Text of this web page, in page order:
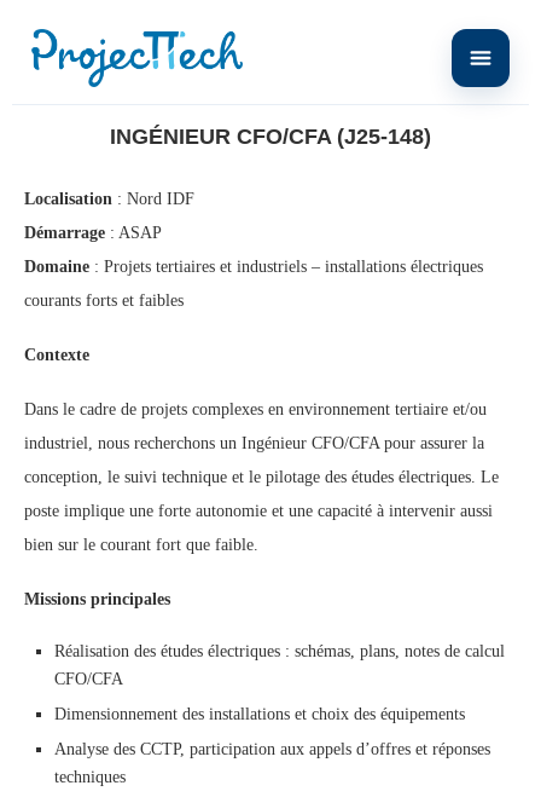
INGÉNIEUR CFO/CFA (J25-148)
Localisation : Nord IDF
Démarrage : ASAP
Domaine : Projets tertiaires et industriels – installations électriques
courants forts et faibles
Contexte
Dans le cadre de projets complexes en environnement tertiaire et/ou
industriel, nous recherchons un Ingénieur CFO/CFA pour assurer la
conception, le suivi technique et le pilotage des études électriques. Le
poste implique une forte autonomie et une capacité à intervenir aussi
bien sur le courant fort que faible.
Missions principales
Réalisation des études électriques : schémas, plans, notes de calcul
CFO/CFA
Dimensionnement des installations et choix des équipements
Analyse des CCTP, participation aux appels d’offres et réponses
techniques